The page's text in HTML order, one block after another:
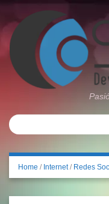
Home / Internet / Redes